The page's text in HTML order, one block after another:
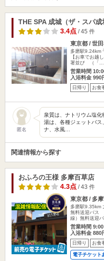
THE SPA 成城（ザ・スパ成
3.4点/ 45 件
東京都 / 世
多磨駅9.24km
【お車でお越
署並び （「…
営業時間
入浴料金 990
日帰り お食
匿名
泉質は、ナトリウム塩
湯は、各種ジェットバ
ナ、水風…
関連情報から探す
おふろの王様 多摩百草店
4.3点/ 43 件
東京都 / 多
多磨駅9.35km
無料送迎バス
線）無料送迎
営業時間
入浴料金 880
日帰り お食
電子チケット